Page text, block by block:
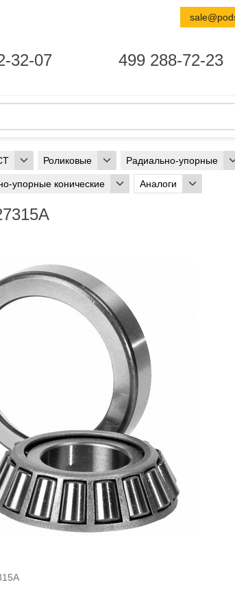
Роликовые Радиально-упорные
упорные конические Аналоги
32-07 499 288-72-23